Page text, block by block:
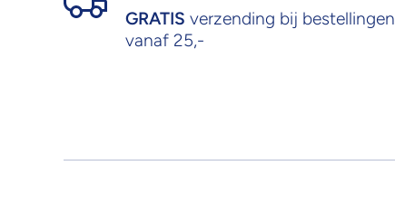
GRATIS verzending bij bestellingen
vanaf 25,-